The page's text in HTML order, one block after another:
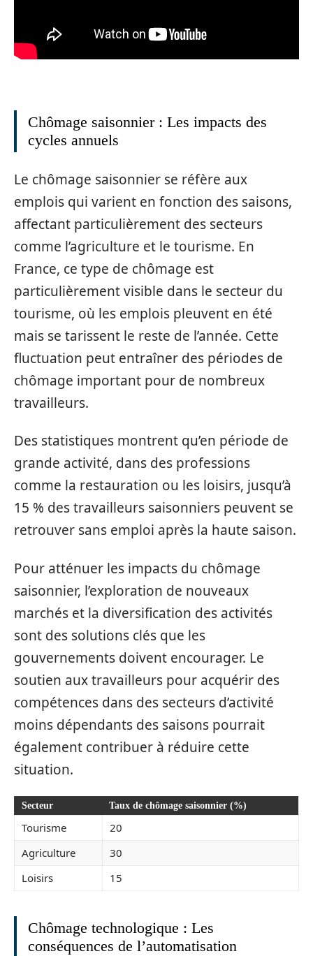
Chômage saisonnier : Les impacts des
cycles annuels
Le chômage saisonnier se réfère aux
emplois qui varient en fonction des saisons,
affectant particulièrement des secteurs
comme l’agriculture et le tourisme. En
France, ce type de chômage est
particulièrement visible dans le secteur du
tourisme, où les emplois pleuvent en été
mais se tarissent le reste de l’année. Cette
fluctuation peut entraîner des périodes de
chômage important pour de nombreux
travailleurs.
Des statistiques montrent qu’en période de
grande activité, dans des professions
comme la restauration ou les loisirs, jusqu’à
15 % des travailleurs saisonniers peuvent se
retrouver sans emploi après la haute saison.
Pour atténuer les impacts du chômage
saisonnier, l’exploration de nouveaux
marchés et la diversification des activités
sont des solutions clés que les
gouvernements doivent encourager. Le
soutien aux travailleurs pour acquérir des
compétences dans des secteurs d’activité
moins dépendants des saisons pourrait
également contribuer à réduire cette
situation.
Secteur Taux de chômage saisonnier (%)
Tourisme
20
Agriculture
30
Loisirs
15
Chômage technologique : Les
conséquences de l’automatisation